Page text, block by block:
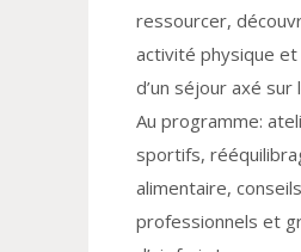
ressourcer,
activité physique
d’un séjour axé
Au programme:
sportifs,
alimentaire,
professionnels et